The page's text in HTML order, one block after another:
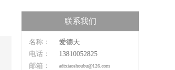
联系我们
名称：
爱德天
电话：
13810052825
邮箱：
adtxiaoshoubu@126.com